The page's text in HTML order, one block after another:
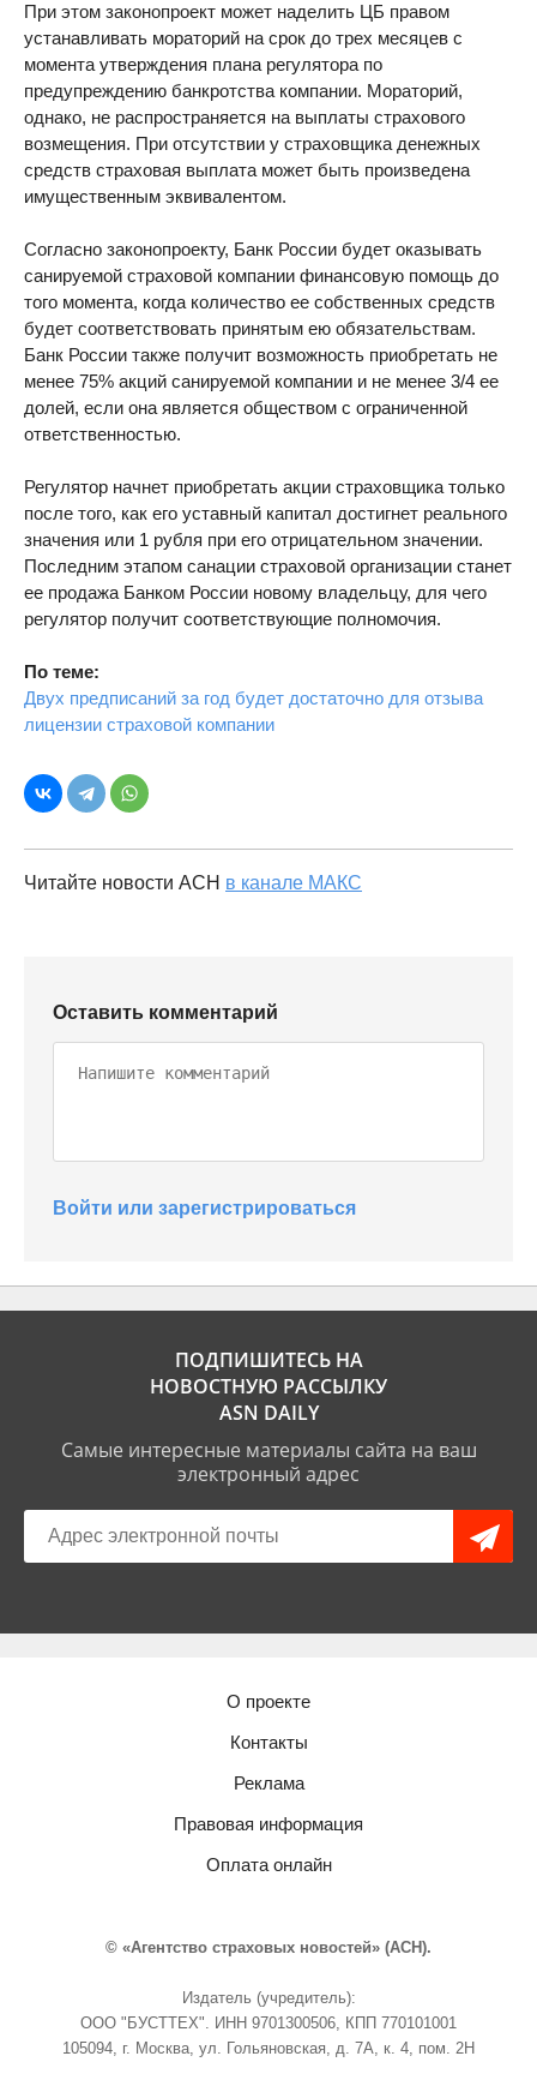
При этом законопроект может наделить ЦБ правом
устанавливать мораторий на срок до трех месяцев с
момента утверждения плана регулятора по
предупреждению банкротства компании. Мораторий,
однако, не распространяется на выплаты страхового
возмещения. При отсутствии у страховщика денежных
средств страховая выплата может быть произведена
имущественным эквивалентом.
Согласно законопроекту, Банк России будет оказывать
санируемой страховой компании финансовую помощь до
того момента, когда количество ее собственных средств
будет соответствовать принятым ею обязательствам.
Банк России также получит возможность приобретать не
менее 75% акций санируемой компании и не менее 3/4 ее
долей, если она является обществом с ограниченной
ответственностью.
Регулятор начнет приобретать акции страховщика только
после того, как его уставный капитал достигнет реального
значения или 1 рубля при его отрицательном значении.
Последним этапом санации страховой организации станет
ее продажа Банком России новому владельцу, для чего
регулятор получит соответствующие полномочия.
По теме:
Двух предписаний за год будет достаточно для отзыва
лицензии страховой компании
Читайте новости АСН в канале МАКС
Оставить комментарий
Войти или зарегистрироваться
ПОДПИШИТЕСЬ НА
НОВОСТНУЮ РАССЫЛКУ
ASN DAILY
Самые интересные материалы сайта на ваш
электронный адрес
О проекте
Контакты
Реклама
Правовая информация
Оплата онлайн
© «Агентство страховых новостей» (АСН).
Издатель (учредитель):
ООО "БУСТТЕХ". ИНН 9701300506, КПП 770101001
105094, г. Москва, ул. Гольяновская, д. 7А, к. 4, пом. 2Н